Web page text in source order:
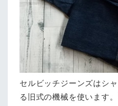
セルビッチジーンズはシ
る旧式の機械を使います